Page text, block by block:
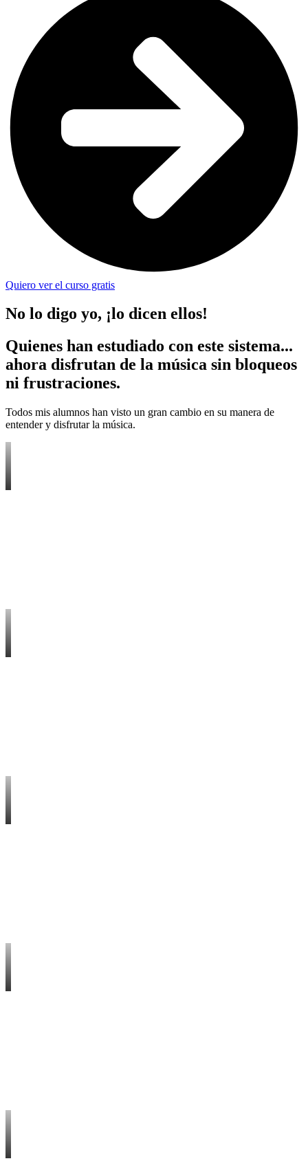
Quiero ver el curso gratis
No lo digo yo, ¡lo dicen ellos!
Quienes han estudiado con este sistema...
ahora disfrutan de la música sin bloqueos
ni frustraciones.
Todos mis alumnos han visto un gran cambio en su manera de
entender y disfrutar la música.